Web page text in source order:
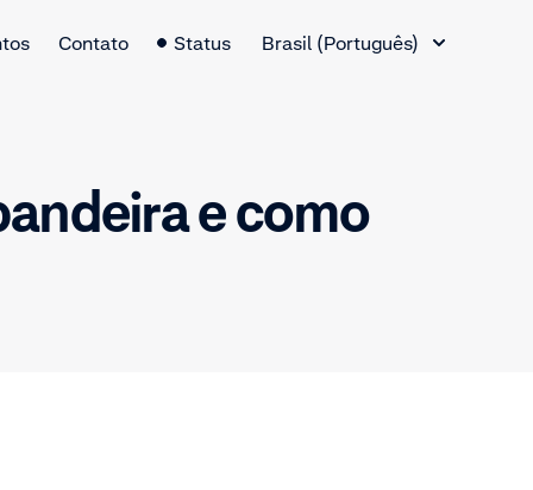
Contato Status
Brasil (Português)
e como